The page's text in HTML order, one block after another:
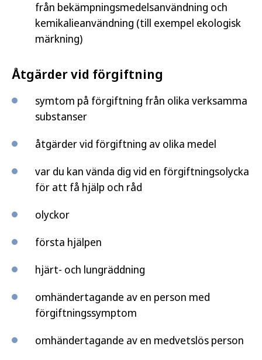
från bekämpningsmedelsanvändning och
kemikalieanvändning (till exempel ekologisk
märkning)
Åtgärder vid förgiftning
symtom på förgiftning från olika verksamma
substanser
åtgärder vid förgiftning av olika medel
var du kan vända dig vid en förgiftningsolycka
för att få hjälp och råd
olyckor
första hjälpen
hjärt- och lungräddning
omhändertagande av en person med
förgiftningssymptom
omhändertagande av en medvetslös person